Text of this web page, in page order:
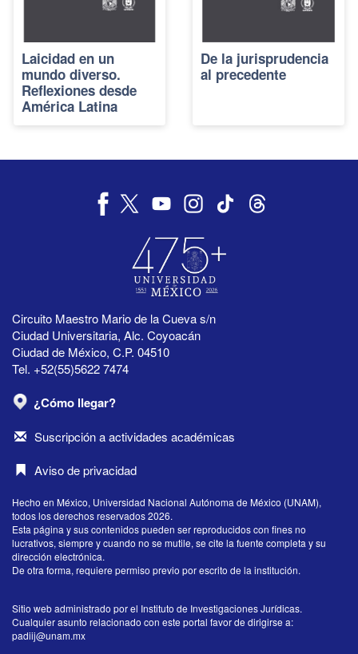
Laicidad en un
mundo diverso.
Reflexiones desde
América Latina
De la jurisprudencia
al precedente
Circuito Maestro Mario de la Cueva s/n
Ciudad Universitaria, Alc. Coyoacán
Ciudad de México, C.P. 04510
Tel. +52(55)5622 7474
¿Cómo llegar?
Suscripción a actividades académicas
Aviso de privacidad
Hecho en México, Universidad Nacional Autónoma de México (UNAM),
todos los derechos reservados 2026.
Esta página y sus contenidos pueden ser reproducidos con fines no
lucrativos, siempre y cuando no se mutile, se cite la fuente completa y su
dirección electrónica.
De otra forma, requiere permiso previo por escrito de la institución.
Sitio web administrado por el Instituto de Investigaciones Jurídicas.
Cualquier asunto relacionado con este portal favor de dirigirse a:
padiij@unam.mx